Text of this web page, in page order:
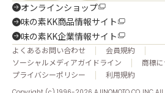
オンラインショップ
味の素KK商品情報サイト
味の素KK企業情報サイト
よくあるお問い合わせ
会員規約
ソーシャルメディアガイドライン
商標
プライバシーポリシー
利用規約